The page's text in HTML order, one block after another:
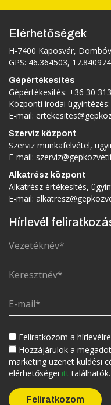
Elérhetőségek
H-7400 Kaposvár,
GPS: 46.364503, 17.840974
Gépértékesítés
Gépértékesítés: +36 30
Központi irodai ügyintézés:
E-mail:
Szerviz központ
Szerviz munkafelvétel,
E-mail:
Alkatrész központ
Alkatrész értékesítés,
E-mail:
Hírlevél
Feliratkozom a hírlevélre
Hozzájárulok a
marketing üzenet küldési
elérhetőségei itt találhatók.